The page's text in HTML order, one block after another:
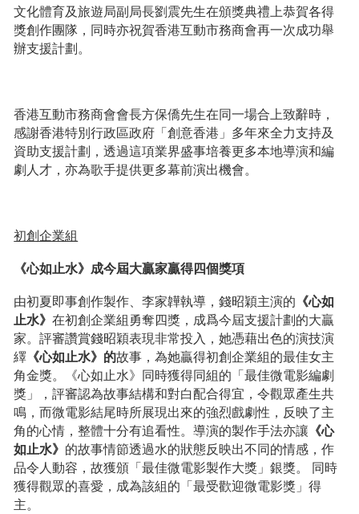
文化體育及旅遊局副局長劉震先生在頒獎典禮上恭賀各得
獎創作團隊，同時亦祝賀香港互動市務商會再一次成功舉
辦支援計劃。
香港互動市務商會會長方保僑先生在同一場合上致辭時，
感謝香港特別行政區政府「創意香港」多年來全力支持及
資助支援計劃，透過這項業界盛事培養更多本地導演和編
劇人才，亦為歌手提供更多幕前演出機會。
初創企業組
《心如止水》成今屆大贏家贏得四個獎項
由初夏即事創作製作、李家韡執導，錢昭穎主演的 《心如
止水》在初創企業組勇奪四獎，成爲今屆支援計劃的大贏
家。評審讚賞錢昭穎表現非常投入，她憑藉出色的演技演
繹 《心如止水》的故事，為她贏得初創企業組的最佳女主
角金獎。《心如止水》同時獲得同組的「最佳微電影編劇
獎」，評審認為故事結構和對白配合得宜，令觀眾產生共
鳴，而微電影結尾時所展現出來的強烈戲劇性，反映了主
角的心情，整體十分有追看性。導演的製作手法亦讓 《心
如止水》 的故事情節透過水的狀態反映出不同的情感，作
品令人動容，故獲頒「最佳微電影製作大獎」銀獎。 同時
獲得觀眾的喜愛，成為該組的「最受歡迎微電影獎」得
主。